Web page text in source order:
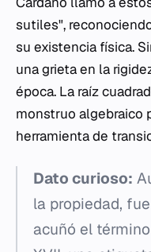
sutiles",
su existencia física.
una grieta en la
época. La raíz
monstruo algebraico
herramienta de
Dato curioso:
la propiedad,
acuñó el